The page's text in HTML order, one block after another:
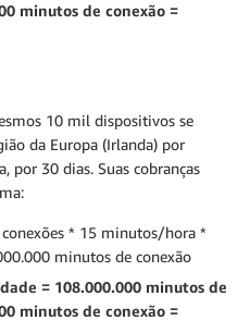
minutos de conexão =
10 mil dispositivos se
da Europa (Irlanda) por
por 30 dias. Suas cobranças
* 15 minutos/hora *
minutos de conexão
= 108.000.000 minutos de
minutos de conexão =